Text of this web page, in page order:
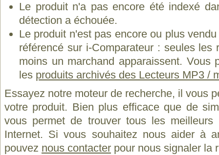
Le produit n'a pas encore été indexé
détection a échouée.
Le produit n'est pas encore ou plus
référencé sur i-Comparateur : seules les
moins un marchand apparaissent. Vous
les produits archivés des Lecteurs MP3 /
Essayez notre moteur de recherche, il vous
votre produit. Bien plus efficace que de
vous permet de trouver tous les
Internet. Si vous souhaitez nous aider à
pouvez nous contacter pour nous signaler la